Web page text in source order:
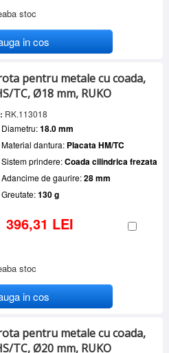
stoc
in cos
pentru metale cu coada,
TC, Ø18 mm, RUKO
RK.113018
Diametru:18.0 mm
Material dantura: Placata HM/TC
Sistem prindere:Coada cilindrica frezata
Adancime de gaurire:28 mm
Greutate:130 g
396,31 LEI
stoc
in cos
pentru metale cu coada,
TC, Ø20 mm, RUKO